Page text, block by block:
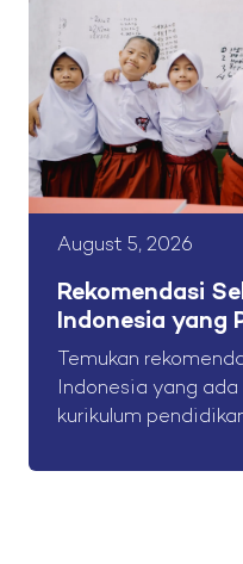
August 5, 2026
Rekomendasi
Indonesia yang
Temukan
Indonesia yang
kurikulum